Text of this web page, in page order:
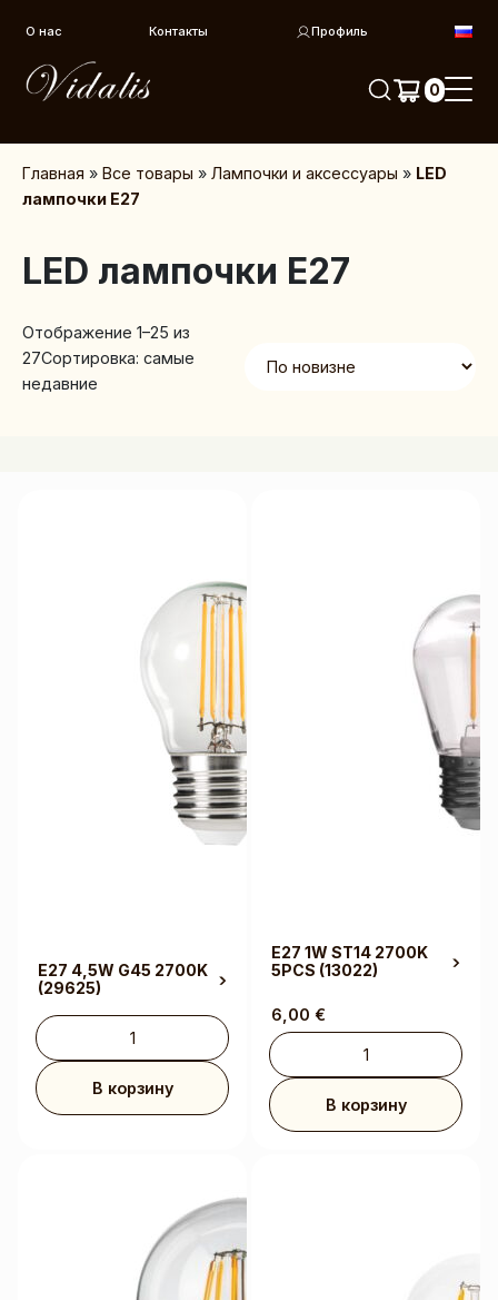
О нас Контакты Профиль
0
Главная »Все товары »Лампочки и аксессуары » LED
лампочки E27
LED лампочки E27
Отображение 1–25 из
27Сортировка: самые
недавние
E27 4,5W G45 2700K
(29625)
В корзину
E27 1W ST14 2700K
5PCS (13022)
6,00 €
В корзину